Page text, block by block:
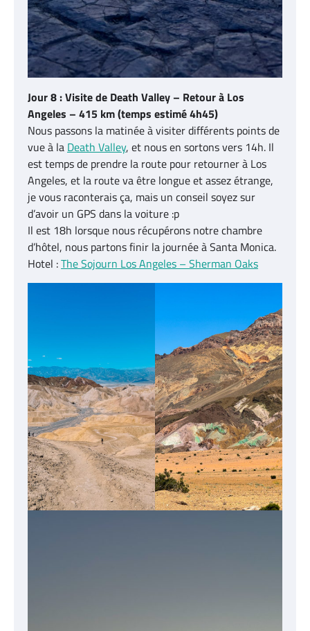
Jour 8 : Visite de Death Valley – Retour à Los
Angeles – 415 km (temps estimé 4h45)
Nous passons la matinée à visiter différents points de
vue à la Death Valley, et nous en sortons vers 14h. Il
est temps de prendre la route pour retourner à Los
Angeles, et la route va être longue et assez étrange,
je vous raconterais ça, mais un conseil soyez sur
d’avoir un GPS dans la voiture :p
Il est 18h lorsque nous récupérons notre chambre
d’hôtel, nous partons finir la journée à Santa Monica.
Hotel :The Sojourn Los Angeles – Sherman Oaks